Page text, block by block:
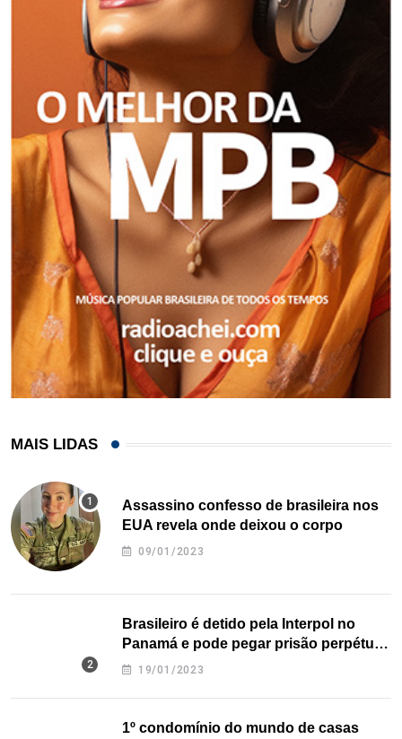
MAIS LIDAS
Assassino confesso de brasileira nos
EUA revela onde deixou o corpo
09/01/2023
Brasileiro é detido pela Interpol no
Panamá e pode pegar prisão perpétua
nos EUA
19/01/2023
1º condomínio do mundo de casas